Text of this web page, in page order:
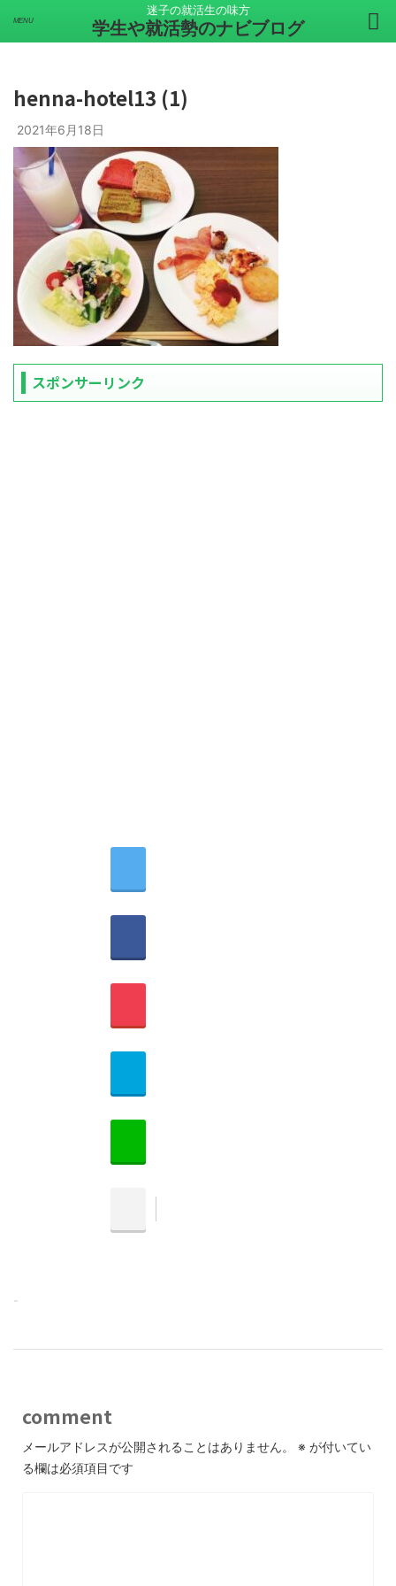
迷子の就活生の味方
学生や就活勢のナビブログ
henna-hotel13 (1)
2021年6月18日
スポンサーリンク
-
comment
メールアドレスが公開されることはありません。 ※ が付いてい
る欄は必須項目です